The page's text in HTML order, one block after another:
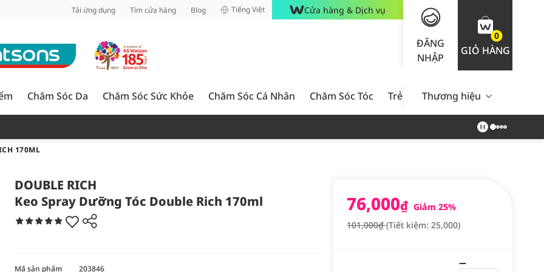
Tải ứng dụng Tìm cửa hàng Blog Tiếng Việt Cửa hàng & Dịch vụ
ĐĂNG
NHẬP
0
GIỎ HÀNG
Chăm Sóc Da Chăm Sóc Sức Khỏe Chăm Sóc Cá Nhân Chăm Sóc Tóc Trẻ Em Nam Giới Chăm Sóc
Thương hiệu
170ML
DOUBLE RICH
Keo Spray Dưỡng Tóc Double Rich 170ml
76,000₫ Giảm 25%
101,000₫(Tiết kiệm: 25,000)
Mã sản phẩm 203846